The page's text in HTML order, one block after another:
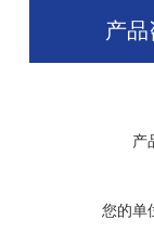
产品
产
您的单